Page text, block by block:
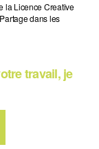
la Licence Creative
dans les
travail, je